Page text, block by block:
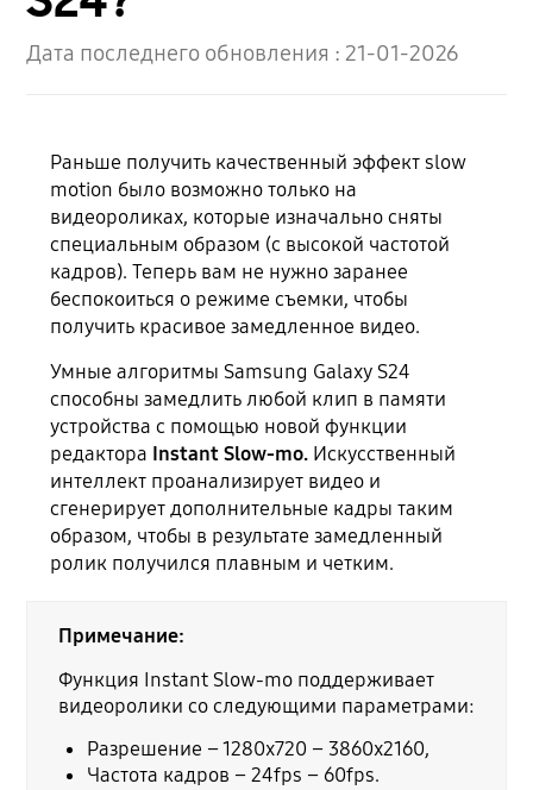
Дата последнего обновления :21-01-2026
Раньше получить качественный эффект slow
motion было возможно только на
видеороликах, которые изначально сняты
специальным образом (с высокой частотой
кадров). Теперь вам не нужно заранее
беспокоиться о режиме съемки, чтобы
получить красивое замедленное видео.
Умные алгоритмы Samsung Galaxy S24
способны замедлить любой клип в памяти
устройства с помощью новой функции
редактора Instant Slow‑mo. Искусственный
интеллект проанализирует видео и
сгенерирует дополнительные кадры таким
образом, чтобы в результате замедленный
ролик получился плавным и четким.
Примечание:
Функция Instant Slow-mo поддерживает
видеоролики со следующими параметрами:
Разрешение – 1280x720 – 3860x2160,
Частота кадров – 24fps – 60fps.